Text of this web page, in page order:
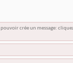
crée un message: